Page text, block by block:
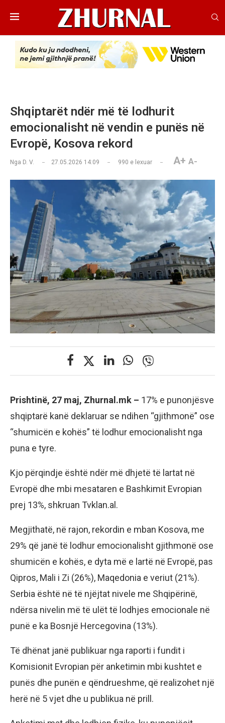
Shqiptarët ndër më të lodhurit
emocionalisht në vendin e punës në
Evropë, Kosova rekord
Nga D. V. 27.05.2026 14:09 990 e lexuar A+ A-
Prishtinë, 27 maj, Zhurnal.mk – 17% e punonjësve
shqiptarë kanë deklaruar se ndihen “gjithmonë” ose
“shumicën e kohës” të lodhur emocionalisht nga
puna e tyre.
Kjo përqindje është ndër më dhjetë të lartat në
Evropë dhe mbi mesataren e Bashkimit Evropian
prej 13%, shkruan Tvklan.al.
Megjithatë, në rajon, rekordin e mban Kosova, me
29% që janë të lodhur emocionalisht gjithmonë ose
shumicën e kohës, e dyta më e lartë në Evropë, pas
Qipros, Mali i Zi (26%), Maqedonia e veriut (21%).
Serbia është në të njëjtat nivele me Shqipërinë,
ndërsa nivelin më të ulët të lodhjes emocionale në
punë e ka Bosnjë Hercegovina (13%).
Të dhënat janë publikuar nga raporti i fundit i
Komisionit Evropian për anketimin mbi kushtet e
punës dhe punën e qëndrueshme, që realizohet një
herë në 5 vjet dhe u publikua në prill.